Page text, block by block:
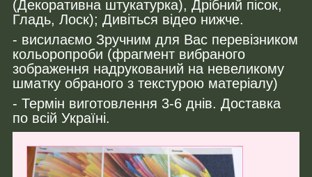
(Декоративна штукатурка), Дрібний пісок,
Гладь, Лоск); Дивіться відео нижче.
- висилаємо Зручним для Вас перевізником
кольоропроби (фрагмент вибраного
зображення надрукований на невеликому
шматку обраного з текстурою матеріалу)
- Термін виготовлення 3-6 днів. Доставка
по всій Україні.